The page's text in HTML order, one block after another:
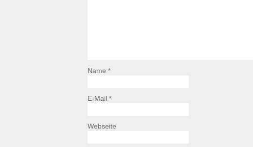
Name *
E-Mail *
Webseite